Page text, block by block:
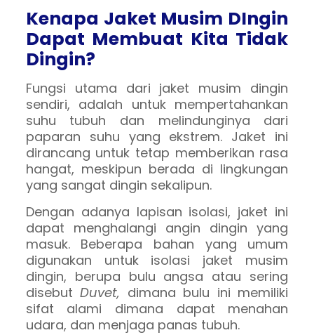
Kenapa Jaket Musim DIngin
Dapat Membuat Kita Tidak
Dingin?
Fungsi utama dari jaket musim dingin
sendiri, adalah untuk mempertahankan
suhu tubuh dan melindunginya dari
paparan suhu yang ekstrem. Jaket ini
dirancang untuk tetap memberikan rasa
hangat, meskipun berada di lingkungan
yang sangat dingin sekalipun.
Dengan adanya lapisan isolasi, jaket ini
dapat menghalangi angin dingin yang
masuk. Beberapa bahan yang umum
digunakan untuk isolasi jaket musim
dingin, berupa bulu angsa atau sering
disebutDuvet, dimana bulu ini memiliki
sifat alami dimana dapat menahan
udara, dan menjaga panas tubuh.